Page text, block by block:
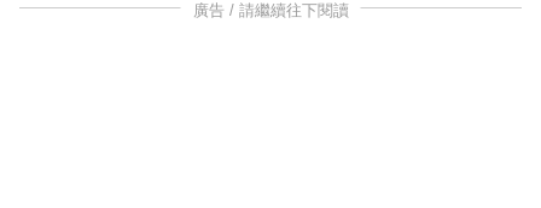
廣告 / 請繼續往下閱讀